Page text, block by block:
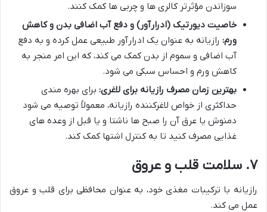
سوزاندن مؤثرتر کالری ها و چربی ها کمک کنند.
خاصیت دیورتیک (ادرارآور) و دفع آب اضافی بدن و کاهش
ورم: رازیانه به عنوان یک ادرارآور طبیعی عمل کرده و به دفع
آب اضافی و سموم از بدن کمک می کند، که این امر منجر به
کاهش ورم و احساس سبکی می شود.
بهترین زمان مصرف رازیانه برای لاغری: برای بهره مندی
حداکثری از خواص لاغرکننده رازیانه، معمولاً توصیه می شود
دمنوش یا عرق آن را صبح ها ناشتا و یا قبل از وعده های
غذایی مصرف کنید تا به کنترل اشتها کمک کند.
۷. سلامت قلب و عروق
رازیانه با ترکیبات مغذی خود، به عنوان محافظی برای قلب و عروق
عمل می کند.